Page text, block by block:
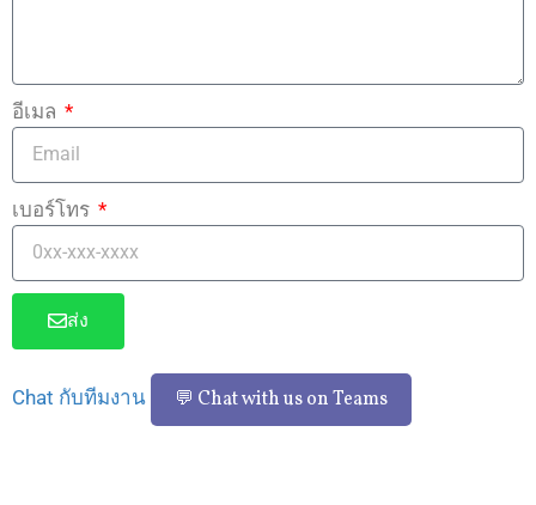
อีเมล
เบอร์โทร
ส่ง
Chat กับทีมงาน 💬 Chat with us on Teams